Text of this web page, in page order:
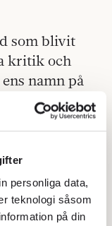
personliga data,
teknologi såsom
på din
som blivit
kritik och
namn på
dem ur
DN till stor del